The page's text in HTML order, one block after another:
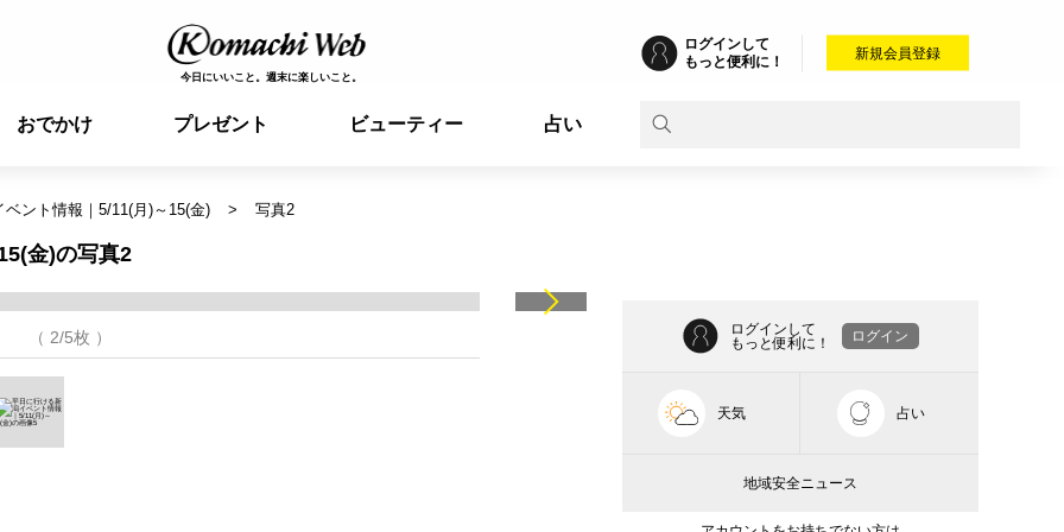
今日にいいこと。週末に楽しいこと。
ログインして
もっと便利に！
新規会員登録
おでかけ プレゼント ビューティー 占い
ント情報｜5/11(月)～15(金) 写真2
金)の写真2
（ 2/5枚 ）
ログインして
もっと便利に！
ログイン
天気 占い
地域安全ニュース